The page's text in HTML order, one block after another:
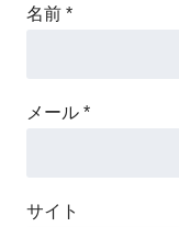
名前 *
メール *
サイト